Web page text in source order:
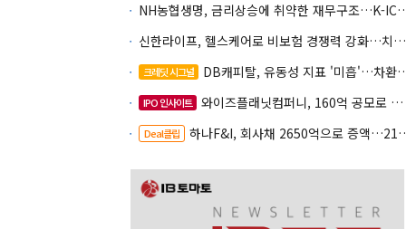
NH농협생명, 금리상승에 취
신한라이프, 헬스케어로 비보험 경쟁력 강화…치매·간병 공략
크레딧 시그널 DB캐피탈, 유동성 지표 '미흡'…차환 부담 커진다
IPO 인사이트 와이즈플래닛컴퍼니, 160억 공모로 글로벌 확장
Deal클립 하나F&I, 회사채 2650억으로 증액…2150억은 차환